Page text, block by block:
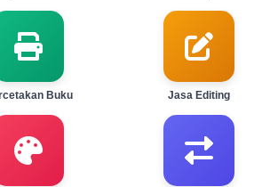
Buku Jasa Editing